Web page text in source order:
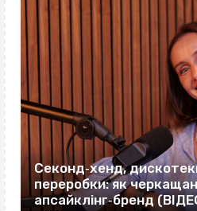
Секонд‐хенд,
переробки: як
апсайклінг‐бренд